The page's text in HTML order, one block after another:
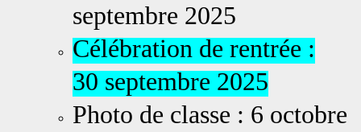
septembre 2025
Célébration de rentrée :
30 septembre 2025
Photo de classe : 6 octobre